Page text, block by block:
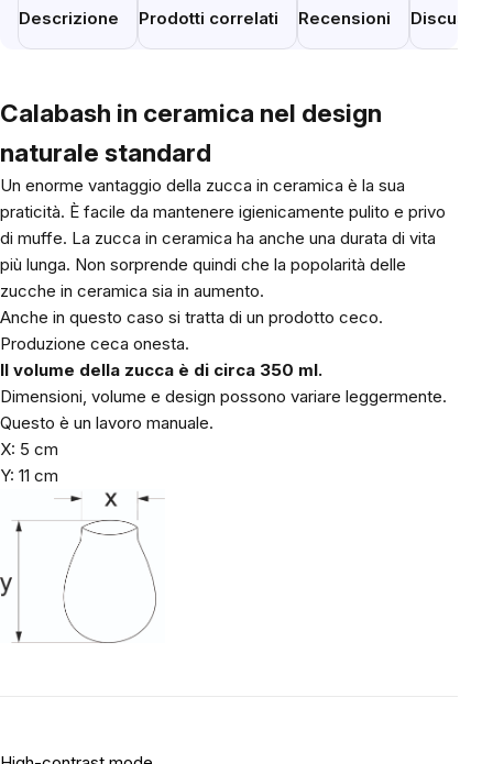
Descrizione Prodotti correlati Recensioni
Calabash in ceramica nel design
naturale standard
Un enorme vantaggio della zucca in ceramica è la sua
praticità. È facile da mantenere igienicamente pulito e privo
di muffe. La zucca in ceramica ha anche una durata di vita
più lunga. Non sorprende quindi che la popolarità delle
zucche in ceramica sia in aumento.
Anche in questo caso si tratta di un prodotto ceco.
Produzione ceca onesta.
Il volume della zucca è di circa 350 ml.
Dimensioni, volume e design possono variare leggermente.
Questo è un lavoro manuale.
X: 5 cm
Y: 11 cm